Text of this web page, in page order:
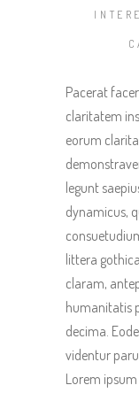
Pacerat
claritatem
eorum
legunt
dynamicus,
littera
claram,
humanitatis
decima.
videntur
Lorem